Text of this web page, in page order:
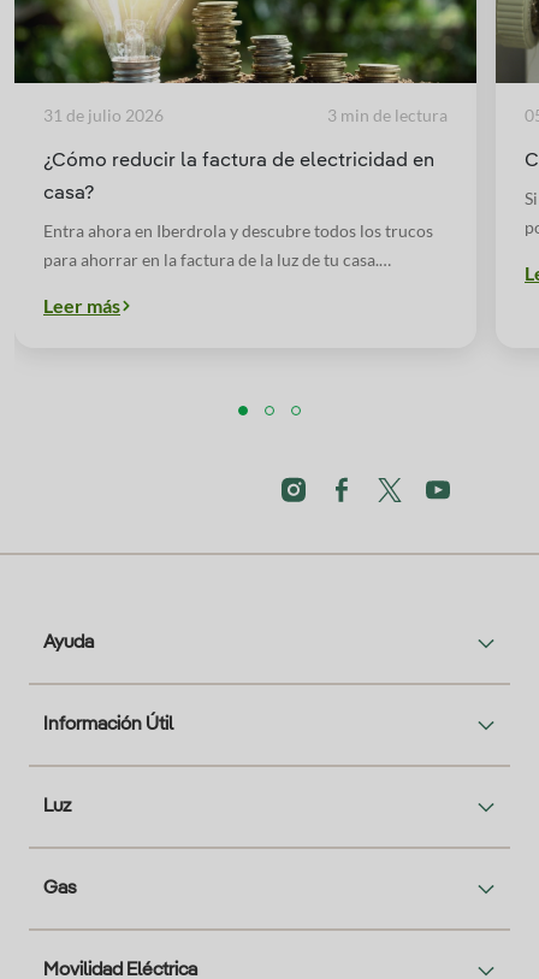
¿Cómo reducir la factura de electricidad en
casa?
Entra ahora en Iberdrola y descubre todos los trucos
para ahorrar en la factura de la luz de tu casa.
31 de julio 2026 3 min de lectura
Leer más
Ayuda
Información Útil
Luz
Gas
Movilidad Eléctrica